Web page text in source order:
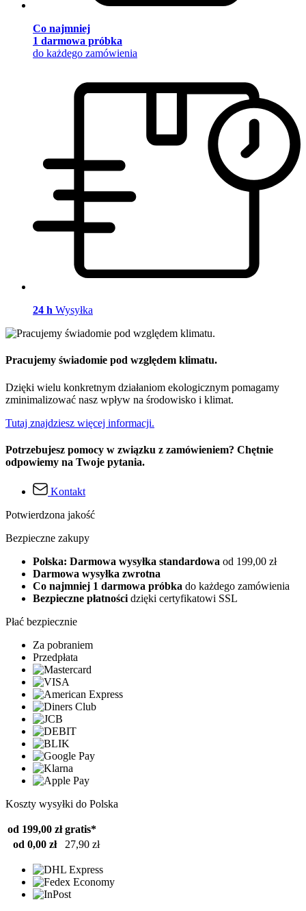
Co najmniej
1 darmowa próbka
do każdego zamówienia
24 h Wysyłka
Pracujemy świadomie pod względem klimatu.
Dzięki wielu konkretnym działaniom ekologicznym pomagamy
zminimalizować nasz wpływ na środowisko i klimat.
Tutaj znajdziesz więcej informacji.
Potrzebujesz pomocy w związku z zamówieniem? Chętnie
odpowiemy na Twoje pytania.
Kontakt
Potwierdzona jakość
Bezpieczne zakupy
Polska: Darmowa wysyłka standardowa od 199,00 zł
Darmowa wysyłka zwrotna
Co najmniej 1 darmowa próbka do każdego zamówienia
Bezpieczne płatności dzięki certyfikatowi SSL
Płać bezpiecznie
Za pobraniem
Przedpłata
Koszty wysyłki do Polska
od 199,00 zł gratis*
od 0,00 zł
27,90 zł